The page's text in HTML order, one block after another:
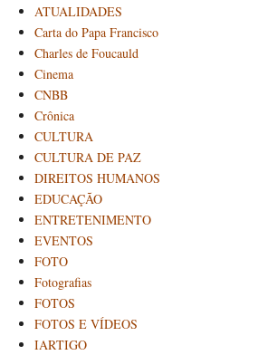
ATUALIDADES
Carta do Papa Francisco
Charles de Foucauld
Cinema
CNBB
Crônica
CULTURA
CULTURA DE PAZ
DIREITOS HUMANOS
EDUCAÇÃO
ENTRETENIMENTO
EVENTOS
FOTO
Fotografias
FOTOS
FOTOS E VÍDEOS
IARTIGO